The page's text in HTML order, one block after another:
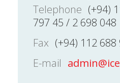
Telephone (+94)
797 45 / 2 698 048
Fax (+94) 112 688
E-mail